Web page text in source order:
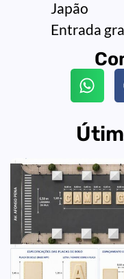
Japão
Entrada